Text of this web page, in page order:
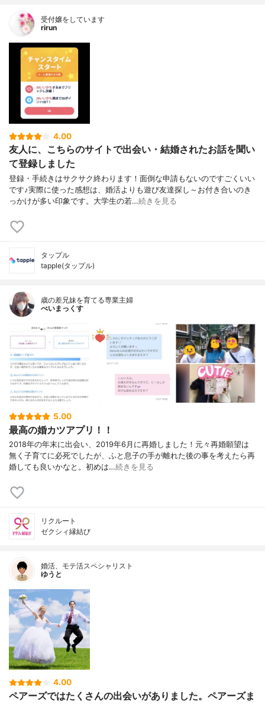
受付嬢をしています
rirun
4.00
友人に、こちらのサイトで出会い・結婚されたお話を聞い
て登録しました
登録・手続きはサクサク終わります！面倒な申請もないのですごくいい
です♪実際に使った感想は、婚活よりも遊び友達探し～お付き合いのき
っかけが多い印象です。大学生の若…続きを見る
タップル
tapple(タップル)
歳の差兄妹を育てる専業主婦
べいまっくす
5.00
最高の婚カツアプリ！！
2018年の年末に出会い、2019年6月に再婚しました！元々再婚願望は
無く子育てに必死でしたが、ふと息子の手が離れた後の事を考えたら再
婚しても良いかなと。初めは…続きを見る
リクルート
ゼクシィ縁結び
婚活、モテ活スペシャリスト
ゆうと
4.00
ペアーズではたくさんの出会いがありました。ペアーズま